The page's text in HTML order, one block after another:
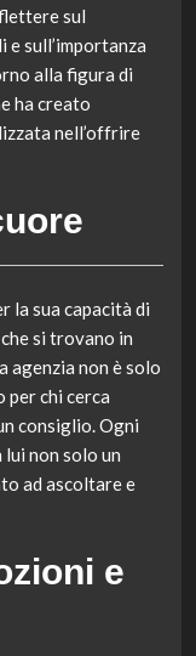
sul
sull’importanza
alla figura di
ha creato
nell’offrire
la sua capacità di
si trovano in
agenzia non è solo
per chi cerca
consiglio. Ogni
non solo un
ad ascoltare e
e